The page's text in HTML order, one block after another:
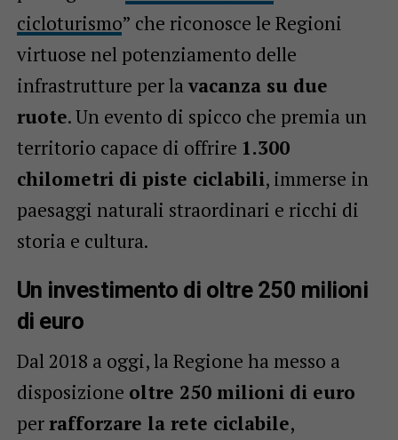
cicloturismo” che riconosce le Regioni
virtuose nel potenziamento delle
infrastrutture per la vacanza su due
ruote. Un evento di spicco che premia un
territorio capace di offrire 1.300
chilometri di piste ciclabili, immerse in
paesaggi naturali straordinari e ricchi di
storia e cultura.
Un investimento di oltre 250 milioni
di euro
Dal 2018 a oggi, la Regione ha messo a
disposizione oltre 250 milioni di euro
perrafforzare la rete ciclabile,